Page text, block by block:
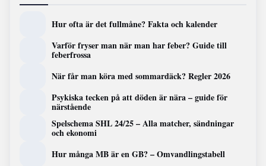
Hur ofta är det fullmåne? Fakta och kalender
Varför fryser man när man har feber? Guide till
feberfrossa
När får man köra med sommardäck? Regler 2026
Psykiska tecken på att döden är nära – guide för
närstående
Spelschema SHL 24/25 – Alla matcher, sändningar
och ekonomi
Hur många MB är en GB? – Omvandlingstabell